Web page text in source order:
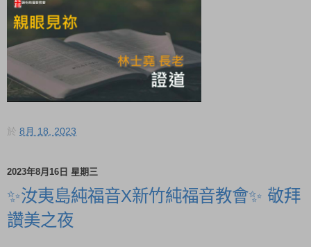
於 8月 18, 2023
2023年8月16日 星期三
✨汝夷島純福音X新竹純福音教會✨ 敬拜
讚美之夜